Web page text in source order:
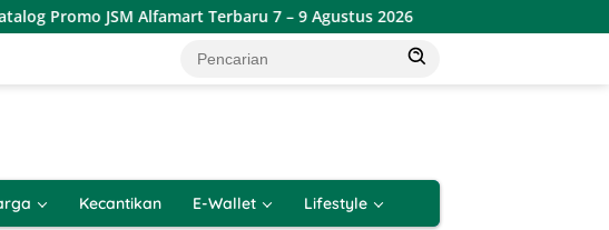
Promo JSM Alfamart Terbaru 7 – 9 Agustus 2026
Kecantikan E-Wallet Lifestyle